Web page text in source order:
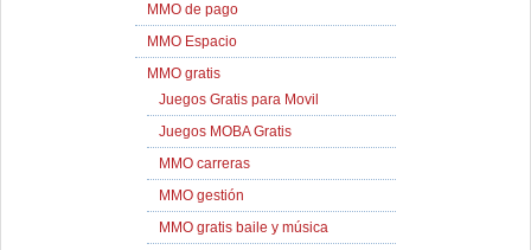
MMO de pago
MMO Espacio
MMO gratis
Juegos Gratis para Movil
Juegos MOBA Gratis
MMO carreras
MMO gestión
MMO gratis baile y música